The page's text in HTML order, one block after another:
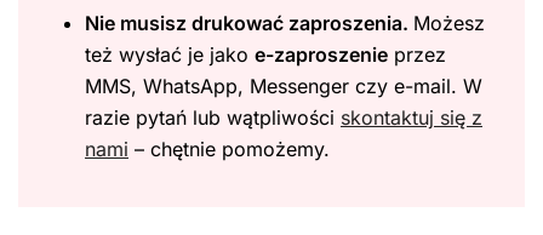
Nie musisz drukować zaproszenia. Możesz
też wysłać je jako e-zaproszenie przez
MMS, WhatsApp, Messenger czy e-mail. W
razie pytań lub wątpliwości skontaktuj się z
nami – chętnie pomożemy.